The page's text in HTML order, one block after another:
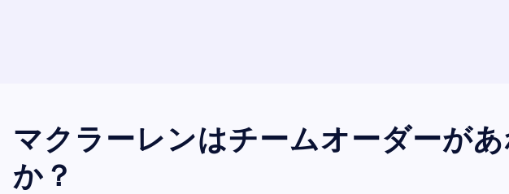
マクラーレンはチームオーダーが
か？